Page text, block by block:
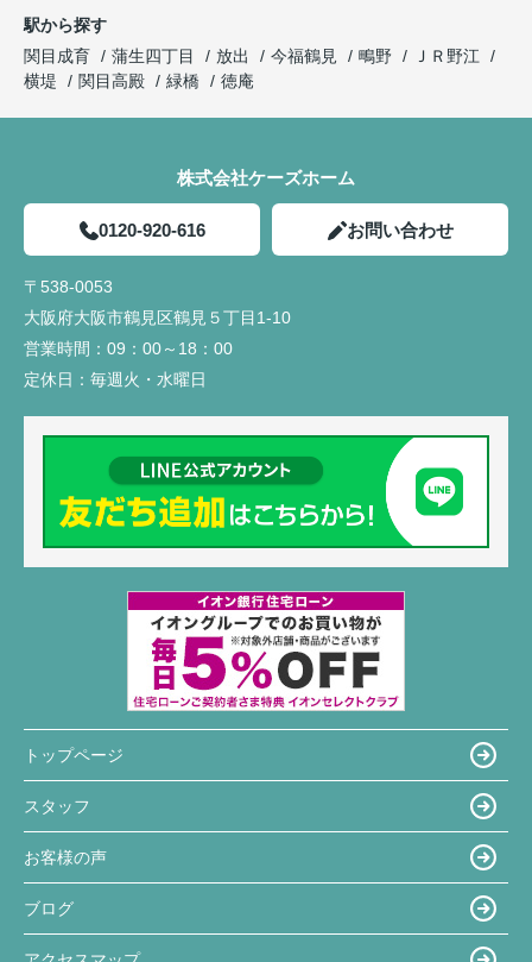
駅から探す
関目成育
蒲生四丁目 放出 今福鶴見 鴫野
ＪＲ野江
横堤
関目高殿 緑橋 徳庵
株式会社ケーズホーム
0120-920-616 お問い合わせ
〒538-0053
大阪府大阪市鶴見区鶴見５丁目1-10
営業時間： 09：00～18：00
定休日： 毎週火・水曜日
トップページ
スタッフ
お客様の声
ブログ